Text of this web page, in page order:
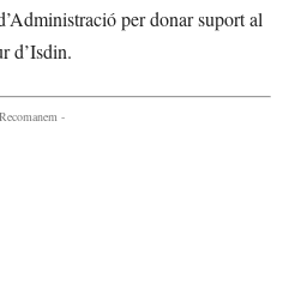
per donar suport al
d’Isdin.
-